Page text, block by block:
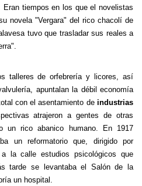
tiempos en los que el novelistas
novela "Vergara" del rico chacolí de
tuvo que trasladar sus reales a
talleres de orfebrería y licores, así
apuntalan la débil economía
con el asentamiento de industrias
atrajeron a gentes de otras
un rico abanico humano. En 1917
un reformatorio que, dirigido por
la calle estudios psicológicos que
tarde se levantaba el Salón de la
un hospital.